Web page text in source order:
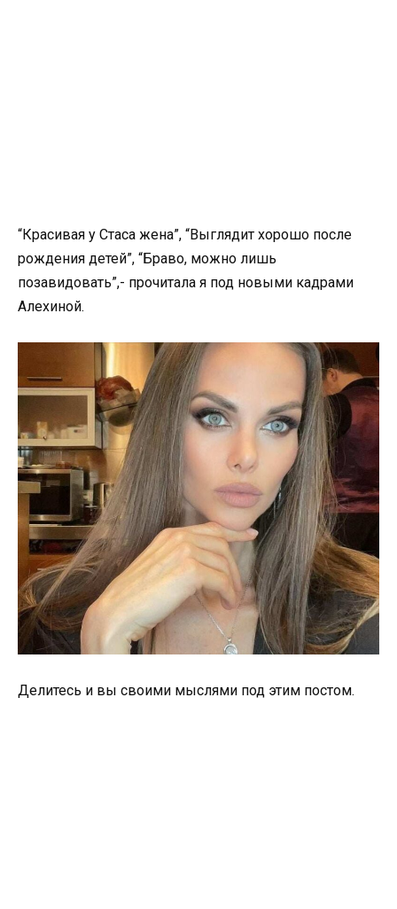
“Красивая у Стаса жена”, “Выглядит хорошо после
рождения детей”, “Браво, можно лишь
позавидовать”,- прочитала я под новыми кадрами
Алехиной.
Делитесь и вы своими мыслями под этим постом.